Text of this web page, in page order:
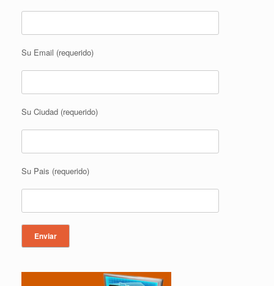
Su Email (requerido)
Su Ciudad (requerido)
Su Pais (requerido)